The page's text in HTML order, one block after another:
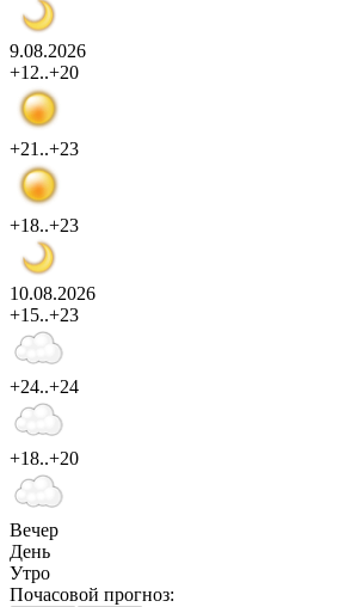
9.08.2026
+12..+20
+21..+23
+18..+23
10.08.2026
+15..+23
+24..+24
+18..+20
Вечер
День
Утро
Почасовой прогноз: